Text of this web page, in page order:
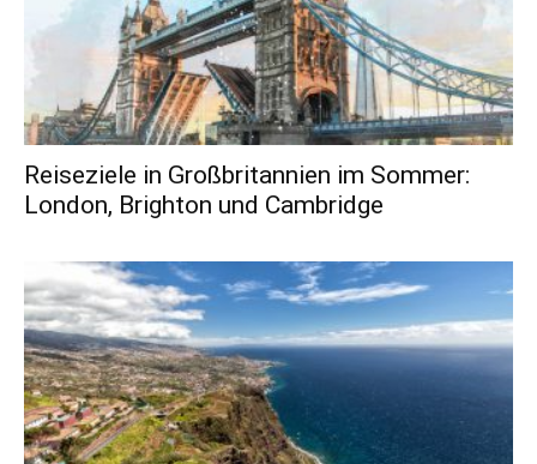
Reiseziele in Großbritannien im Sommer:
London, Brighton und Cambridge